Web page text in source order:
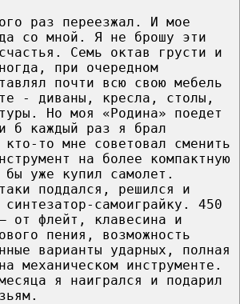
раз переезжал. И мое
со мной. Я не брошу эти
Семь октав грусти и
при очередном
почти всю свою мебель
- диваны, кресла, столы,
Но моя «Родина» поедет
б каждый раз я брал
то мне советовал сменить
на более компактную
уже купил самолет.
поддался, решился и
синтезатор-самоиграйку. 450
от флейт, клавесина и
пения, возможность
варианты ударных, полная
механическом инструменте.
я наигрался и подарил